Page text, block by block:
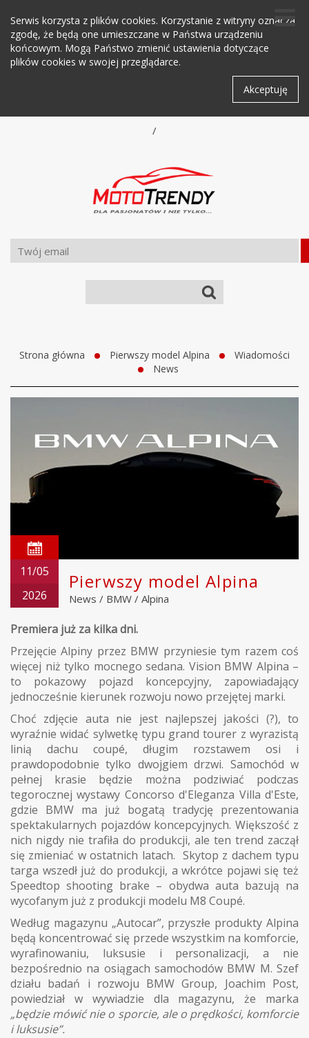
Serwis korzysta z plików cookies. Korzystanie z witryny oznacza
zgodę, że będą one umieszczane w Państwa urządzeniu
końcowym. Mogą Państwo zmienić ustawienia dotyczące
plików cookies w swojej przeglądarce.
Akceptuję
/
Strona główna Pierwszy model Alpina
Wiadomości
News
11/05
2026
Pierwszy model Alpina
News / BMW / Alpina
Premiera już za kilka dni.
Przejęcie Alpiny przez BMW przyniesie tym razem coś
więcej niż tylko mocnego sedana. Vision BMW Alpina –
to pokazowy pojazd koncepcyjny, zapowiadający
jednocześnie kierunek rozwoju nowo przejętej marki.
Choć zdjęcie auta nie jest najlepszej jakości (?), to
wyraźnie widać sylwetkę typu grand tourer z wyrazistą
linią dachu coupé, długim rozstawem osi i
prawdopodobnie tylko dwojgiem drzwi. Samochód w
pełnej krasie będzie można podziwiać podczas
tegorocznej wystawy Concorso d'Eleganza Villa d'Este,
gdzie BMW ma już bogatą tradycję prezentowania
spektakularnych pojazdów koncepcyjnych. Większość z
nich nigdy nie trafiła do produkcji, ale ten trend zaczął
się zmieniać w ostatnich latach. Skytop z dachem typu
targa wszedł już do produkcji, a wkrótce pojawi się też
Speedtop shooting brake – obydwa auta bazują na
wycofanym już z produkcji modelu M8 Coupé.
Według magazynu „Autocar”, przyszłe produkty Alpina
będą koncentrować się przede wszystkim na komforcie,
wyrafinowaniu, luksusie i personalizacji, a nie
bezpośrednio na osiągach samochodów BMW M. Szef
działu badań i rozwoju BMW Group, Joachim Post,
powiedział w wywiadzie dla magazynu, że marka
„będzie mówić nie o sporcie, ale o prędkości, komforcie
i luksusie”.